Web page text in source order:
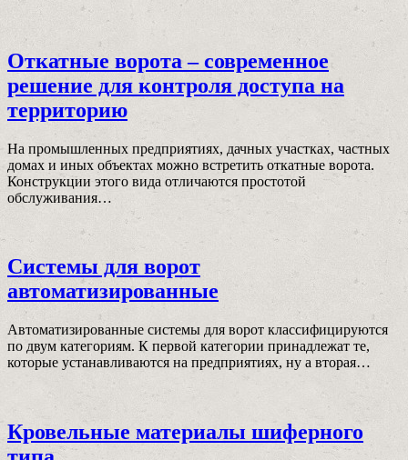
Откатные ворота – современное
решение для контроля доступа на
территорию
На промышленных предприятиях, дачных участках, частных
домах и иных объектах можно встретить откатные ворота.
Конструкции этого вида отличаются простотой
обслуживания…
Системы для ворот
автоматизированные
Автоматизированные системы для ворот классифицируются
по двум категориям. К первой категории принадлежат те,
которые устанавливаются на предприятиях, ну а вторая…
Кровельные материалы шиферного